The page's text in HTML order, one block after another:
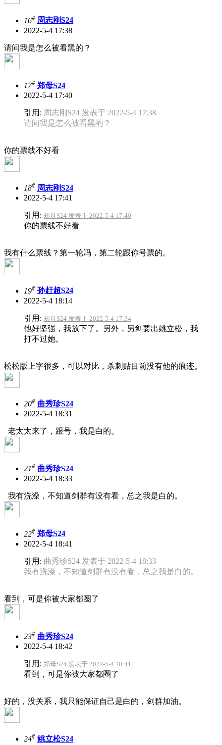
16# 周志刚S24
2022-5-4 17:38
请问我是怎么被看黑的？
17# 郑母S24
2022-5-4 17:40
引用: 周志刚S24 发表于 2022-5-4 17:38
请问我是怎么被看黑的？
你的票线不好看
18# 周志刚S24
2022-5-4 17:41
引用: 郑母S24 发表于 2022-5-4 17:40
你的票线不好看
我有什么票线？第一轮冯，第二轮跟你号票的。
19# 孙赶超S24
2022-5-4 18:14
引用: 郑母S24 发表于 2022-5-4 17:34
他好坚强，我放下了。另外，另剑要出姚立松，我
打不过她。
松松版上字很多，可以对比，杀刺贴目前没有他的痕迹。
20# 曲秀珍S24
2022-5-4 18:31
老太太来了，跟号，我是白的。
21# 曲秀珍S24
2022-5-4 18:33
我有洗澡，不知道剑群有没有看，总之我是白的。
22# 郑母S24
2022-5-4 18:41
引用: 曲秀珍S24 发表于 2022-5-4 18:33
我有洗澡，不知道剑群有没有看，总之我是白的。
看到，可是你被大家都圈了
23# 曲秀珍S24
2022-5-4 18:42
引用: 郑母S24 发表于 2022-5-4 18:41
看到，可是你被大家都圈了
好的，没关系，我只能保证自己是白的，剑群加油。
24# 姚立松S24